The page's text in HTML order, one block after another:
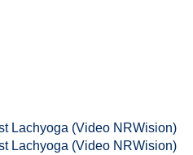
Lachyoga (Video NRWision)
Lachyoga (Video NRWision)